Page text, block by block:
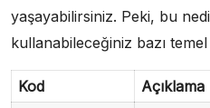
yaşayabilirsiniz. Peki, bu
kullanabileceğiniz bazı
Kod
Açıklama